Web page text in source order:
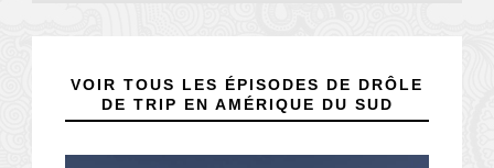
VOIR TOUS LES ÉPISODES DE DRÔLE
DE TRIP EN AMÉRIQUE DU SUD